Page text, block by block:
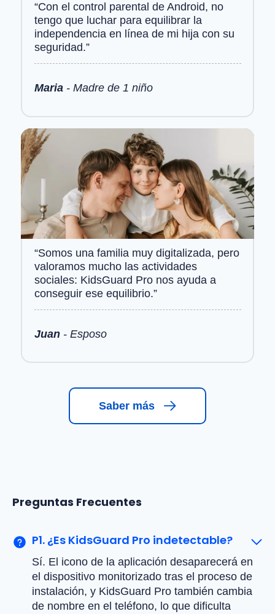
“Con el control parental de Android, no
tengo que luchar para equilibrar la
independencia en línea de mi hija con su
seguridad.”
Maria- Madre de 1 niño
“Somos una familia muy digitalizada, pero
valoramos mucho las actividades
sociales: KidsGuard Pro nos ayuda a
conseguir ese equilibrio.”
Juan- Esposo
Saber más
Preguntas Frecuentes
P1. ¿Es KidsGuard Pro indetectable?
Sí. El icono de la aplicación desaparecerá en
el dispositivo monitorizado tras el proceso de
instalación, y KidsGuard Pro también cambia
de nombre en el teléfono, lo que dificulta